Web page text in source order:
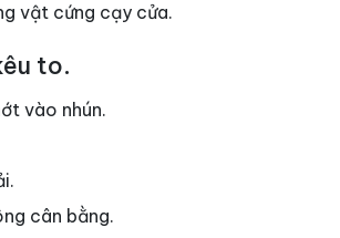
vật cứng cạy cửa.
to.
vào nhún.
cân bằng.